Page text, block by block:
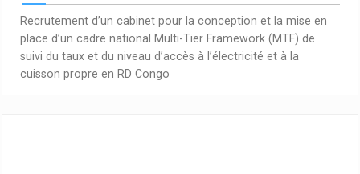
Recrutement d’un cabinet pour la conception et la mise en
place d’un cadre national Multi-Tier Framework (MTF) de
suivi du taux et du niveau d’accès à l’électricité et à la
cuisson propre en RD Congo